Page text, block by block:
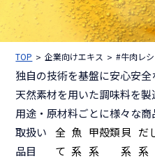
TOP 企業向けエキス #牛肉レ
独自の技術を基盤に安心安全
天然素材を用いた調味料を製
用途・原材料ごとに様々な商
取扱い
品目
全
て
魚
系
甲殻類
系
貝
系
だ
系